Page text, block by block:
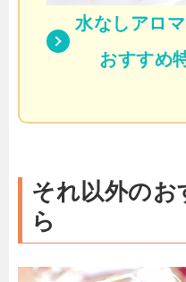
水なしアロ
おすすめ
それ以外の
ら